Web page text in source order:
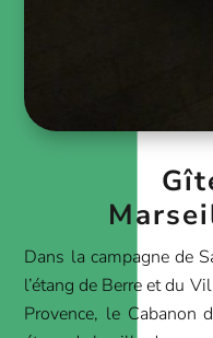
Dans la campagne de
l’étang de Berre et du
Provence, le Cabanon